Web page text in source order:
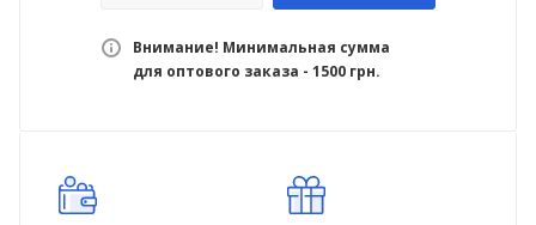
Внимание! Минимальная сумма
для оптового заказа - 1500 грн.